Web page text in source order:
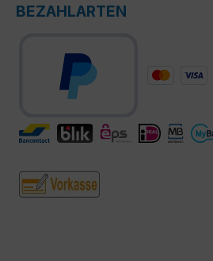
BEZAHLARTEN